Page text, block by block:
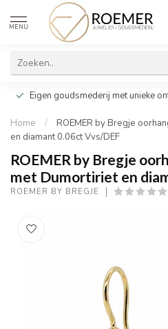
MENU
Eigen goudsmederij met unieke
Home /
ROEMER by Bregje
en diamant 0.06ct Vvs/DEF
ROEMER by Bregje
met Dumortiriet en
ROEMER BY BREGJE